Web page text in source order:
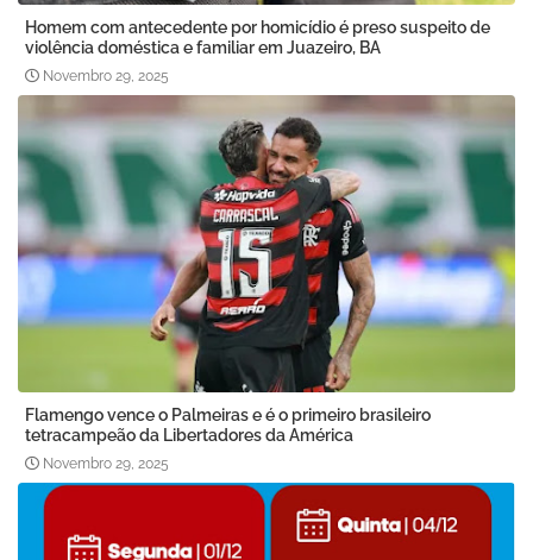
Homem com antecedente por homicídio é preso suspeito de
violência doméstica e familiar em Juazeiro, BA
Novembro 29, 2025
Flamengo vence o Palmeiras e é o primeiro brasileiro
tetracampeão da Libertadores da América
Novembro 29, 2025